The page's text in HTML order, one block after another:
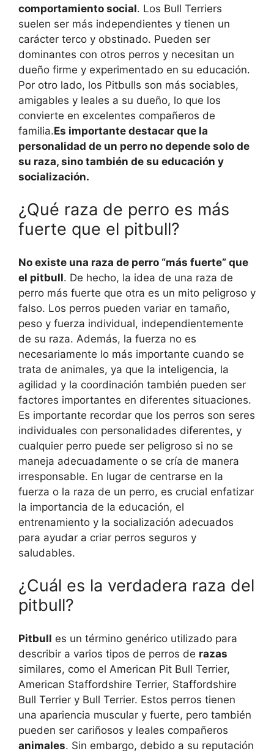
comportamiento social. Los Bull Terriers
suelen ser más independientes y tienen un
carácter terco y obstinado. Pueden ser
dominantes con otros perros y necesitan un
dueño firme y experimentado en su educación.
Por otro lado, los Pitbulls son más sociables,
amigables y leales a su dueño, lo que los
convierte en excelentes compañeros de
familia.Es importante destacar que la
personalidad de un perro no depende solo de
su raza, sino también de su educación y
socialización.
¿Qué raza de perro es más
fuerte que el pitbull?
No existe una raza de perro “más fuerte” que
el pitbull. De hecho, la idea de una raza de
perro más fuerte que otra es un mito peligroso y
falso. Los perros pueden variar en tamaño,
peso y fuerza individual, independientemente
de su raza. Además, la fuerza no es
necesariamente lo más importante cuando se
trata de animales, ya que la inteligencia, la
agilidad y la coordinación también pueden ser
factores importantes en diferentes situaciones.
Es importante recordar que los perros son seres
individuales con personalidades diferentes, y
cualquier perro puede ser peligroso si no se
maneja adecuadamente o se cría de manera
irresponsable. En lugar de centrarse en la
fuerza o la raza de un perro, es crucial enfatizar
la importancia de la educación, el
entrenamiento y la socialización adecuados
para ayudar a criar perros seguros y
saludables.
¿Cuál es la verdadera raza del
pitbull?
Pitbull es un término genérico utilizado para
describir a varios tipos de perros de razas
similares, como el American Pit Bull Terrier,
American Staffordshire Terrier, Staffordshire
Bull Terrier y Bull Terrier. Estos perros tienen
una apariencia muscular y fuerte, pero también
pueden ser cariñosos y leales compañeros
animales. Sin embargo, debido a su reputación